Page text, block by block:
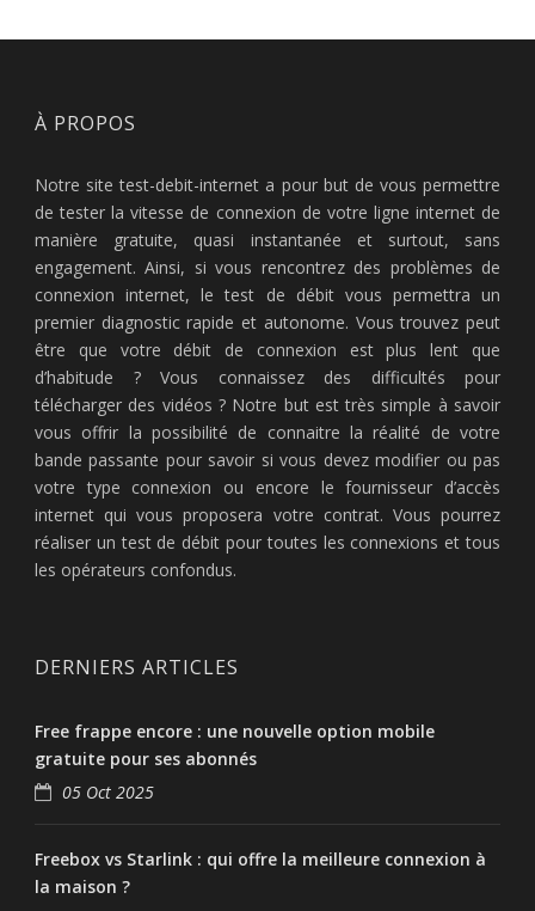
À PROPOS
Notre site test-debit-internet a pour but de vous permettre
de tester la vitesse de connexion de votre ligne internet de
manière gratuite, quasi instantanée et surtout, sans
engagement. Ainsi, si vous rencontrez des problèmes de
connexion internet, le test de débit vous permettra un
premier diagnostic rapide et autonome. Vous trouvez peut
être que votre débit de connexion est plus lent que
d’habitude ? Vous connaissez des difficultés pour
télécharger des vidéos ? Notre but est très simple à savoir
vous offrir la possibilité de connaitre la réalité de votre
bande passante pour savoir si vous devez modifier ou pas
votre type connexion ou encore le fournisseur d’accès
internet qui vous proposera votre contrat. Vous pourrez
réaliser un test de débit pour toutes les connexions et tous
les opérateurs confondus.
DERNIERS ARTICLES
Free frappe encore : une nouvelle option mobile
gratuite pour ses abonnés
05 Oct 2025
Freebox vs Starlink : qui offre la meilleure connexion à
la maison ?